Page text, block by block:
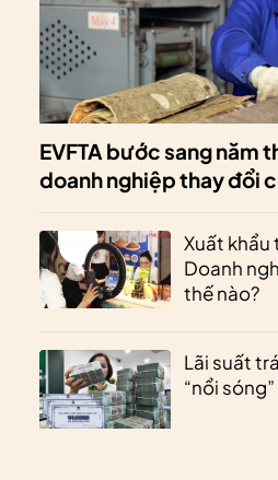
EVFTA bước sang năm
doanh nghiệp thay đổi
Xuất khẩu
Doanh
thế nào?
Lãi suất
“nổi sóng”